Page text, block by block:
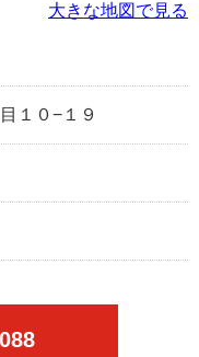
大きな地図で見る
１０−１９